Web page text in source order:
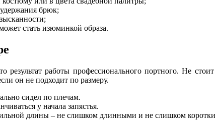
брюк;
стать изюминкой образа.
результат работы профессионального портного. Не
он не подходит по размеру.
сидел по плечам.
у начала запястья.
длины – не слишком длинными и не слишком